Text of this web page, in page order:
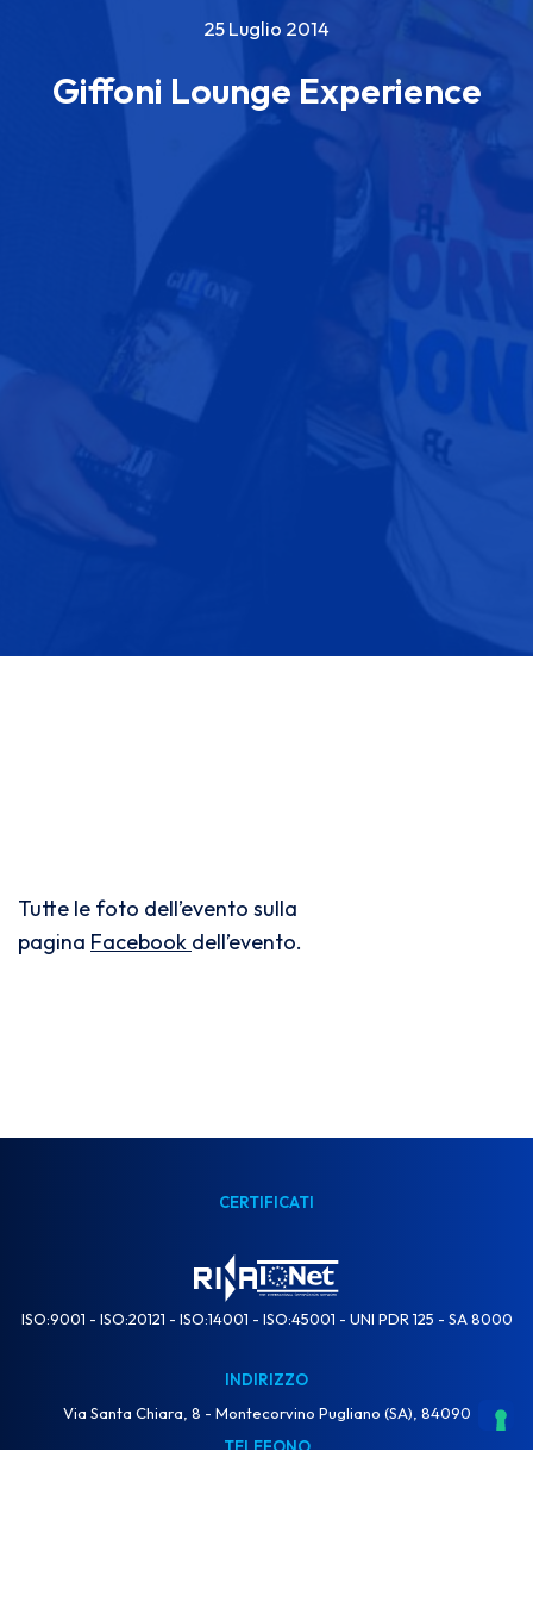
25 Luglio 2014
Giffoni Lounge Experience
Tutte le foto dell’evento sulla
pagina Facebook dell’evento.
CERTIFICATI
ISO:9001 - ISO:20121 - ISO:14001 - ISO:45001 - UNI PDR 125 - SA 8000
INDIRIZZO
Via Santa Chiara, 8 - Montecorvino Pugliano (SA), 84090
TELEFONO